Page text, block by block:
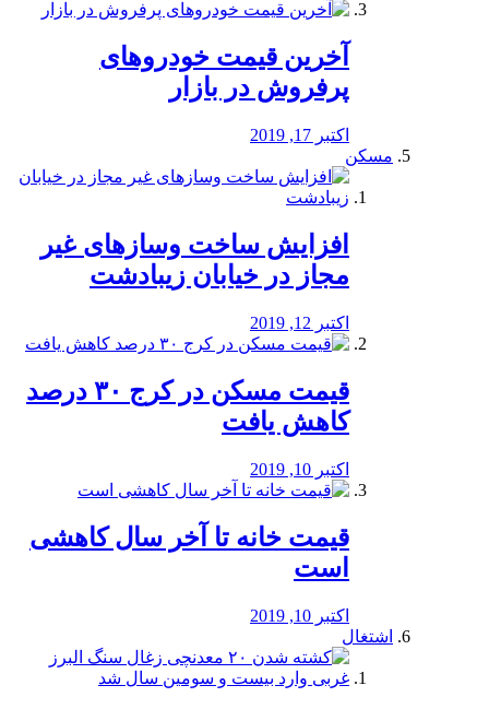
آخرین قیمت خودرو‌های
پرفروش در بازار
اکتبر 17, 2019
مسکن
افزایش ساخت وسازهای غیر
مجاز در خیابان زیبادشت
اکتبر 12, 2019
️قیمت مسکن در کرج ۳۰ درصد
کاهش یافت
اکتبر 10, 2019
قیمت خانه تا آخر سال کاهشی
است
اکتبر 10, 2019
اشتغال